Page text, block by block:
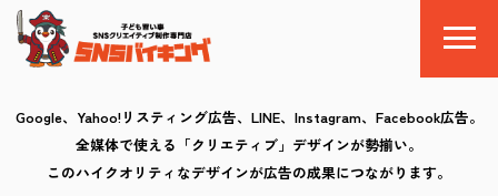
SNSバイキングとは
Google、Yahoo!リスティング広告、LINE、Instagram、Facebook広告。
全媒体で使える「クリエティブ」デザインが勢揃い。
このハイクオリティなデザインが広告の成果につながります。